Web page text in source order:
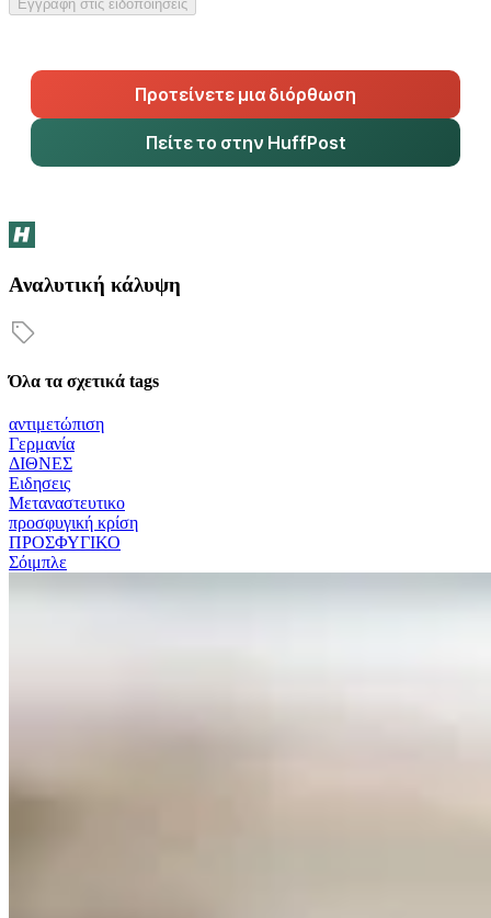
Εγγραφή στις ειδοποιήσεις
Προτείνετε μια διόρθωση
Πείτε το στην HuffPost
Αναλυτική κάλυψη
Όλα τα σχετικά tags
αντιμετώπιση
Γερμανία
ΔΙΘΝΕΣ
Ειδησεις
Μεταναστευτικο
προσφυγική κρίση
ΠΡΟΣΦΥΓΙΚΟ
Σόιμπλε